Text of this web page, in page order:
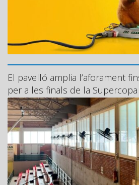
El pavelló amplia l’aforament
per a les finals de la Supercopa